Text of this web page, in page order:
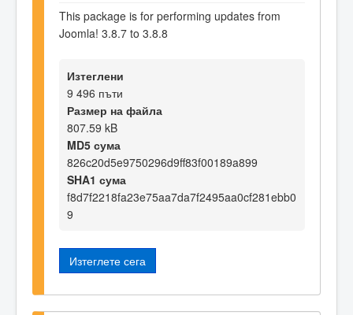
This package is for performing updates from
Joomla! 3.8.7 to 3.8.8
Изтеглени
9 496 пъти
Размер на файла
807.59 kB
MD5 сума
826c20d5e9750296d9ff83f00189a899
SHA1 сума
f8d7f2218fa23e75aa7da7f2495aa0cf281ebb0
9
Изтеглете сега